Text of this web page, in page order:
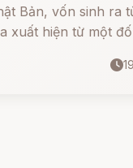
Bản, vốn sinh ra
xuất hiện từ một